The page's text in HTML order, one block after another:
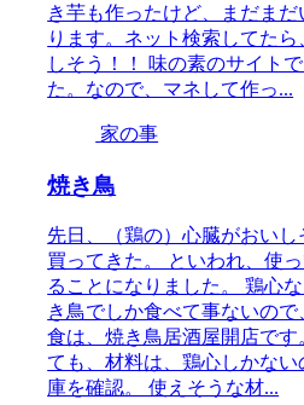
き芋も作ったけど、まだまだ
ります。ネット検索してたら
しそう！！ 味の素のサイト
た。なので、マネして作っ...
家の事
焼き鳥
先日、（鶏の）心臓がおいし
買ってきた。 といわれ、使
ることになりました。 鶏心
き鳥でしか食べて事ないので
食は、焼き鳥居酒屋開店です
ても、材料は、鶏心しかない
庫を確認。 使えそうな材...